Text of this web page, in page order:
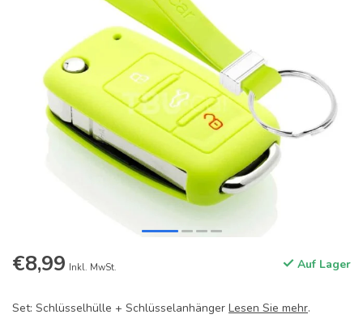
€8,99 Inkl. MwSt. Auf Lager
Set: Schlüsselhülle + Schlüsselanhänger Lesen Sie mehr.